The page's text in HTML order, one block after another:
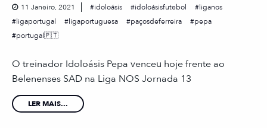
11 Janeiro, 2021 idoloásis idoloásisfutebol
liganos
ligaportugal
ligaportuguesa paçosdeferreira
pepa
portugal🇵🇹
O treinador Idoloásis Pepa venceu hoje frente ao
Belenenses SAD na Liga NOS Jornada 13
LER MAIS...